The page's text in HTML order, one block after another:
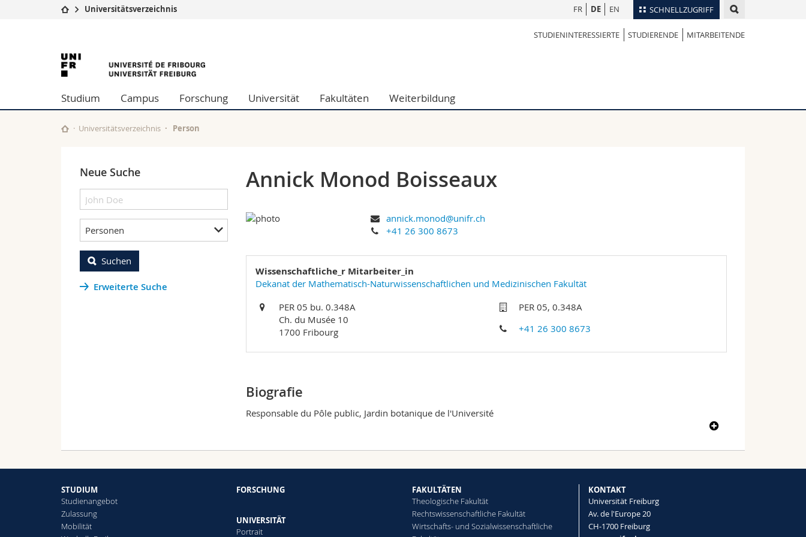
SCHNELLZUGRIFF
Studium
Campus
Universität
Weiterbildung
Theologische Fak.
Philosophische Fak.
Fak. für Erziehungs- und Bildungswissenschaften
Mitarbeitende
Personenverzeichnis
Vorlesungsverzeichnis
FR DE EN
Universitätsverzeichnis
STUDIENINTERESSIERTE STUDIERENDE MITARBEITENDE
University
of
Fribourg
Studium Campus Forschung Universität Fakultäten Weiterbildung
Universitätsverzeichnis Person
Neue Suche
Personen
Suchen
Erweiterte Suche
Annick Monod Boisseaux
annick.monod@unifr.ch
+41 26 300 8673
Wissenschaftliche_r Mitarbeiter_in
Dekanat der Mathematisch-Naturwissenschaftlichen und Medizinischen Fakultät
PER 05 bu. 0.348A
Ch. du Musée 10
1700 Fribourg
PER 05, 0.348A
+41 26 300 8673
Biografie
Responsable du Pôle public, Jardin botanique de l'Université
STUDIUM
Studienangebot
Zulassung
Mobilität
FORSCHUNG
UNIVERSITÄT
Portrait
FAKULTÄTEN
Theologische Fakultät
Rechtswissenschaftliche Fakultät
Wirtschafts- und Sozialwissenschaftliche
KONTAKT
Universität Freiburg
Av. de l'Europe 20
CH-1700 Freiburg